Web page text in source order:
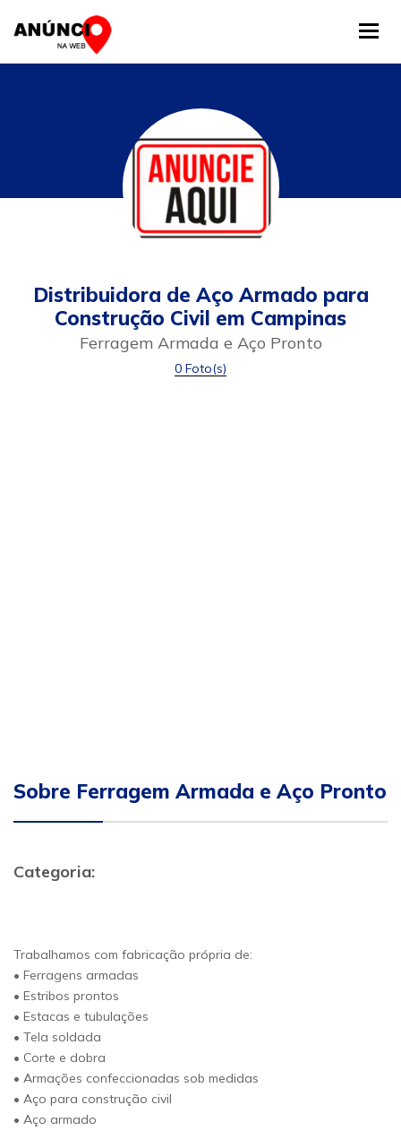
Distribuidora de Aço Armado para
Construção Civil em Campinas
Ferragem Armada e Aço Pronto
0 Foto(s)
Sobre Ferragem Armada e Aço Pronto
Categoria:
Trabalhamos com fabricação própria de:
• Ferragens armadas
• Estribos prontos
• Estacas e tubulações
• Tela soldada
• Corte e dobra
• Armações confeccionadas sob medidas
• Aço para construção civil
• Aço armado